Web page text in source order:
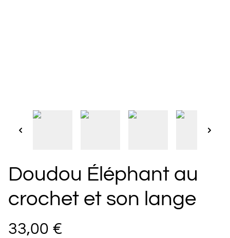
Doudou Éléphant au
crochet et son lange
33,00 €